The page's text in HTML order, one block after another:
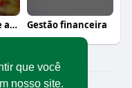
que você
nosso site.
Delivery e take away Gestão financeira